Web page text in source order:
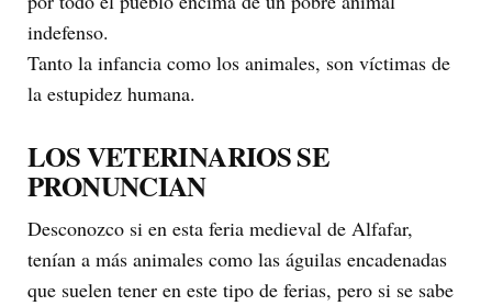
indefenso.
Tanto la infancia como los animales, son víctimas de
la estupidez humana.
LOS VETERINARIOS SE
PRONUNCIAN
Desconozco si en esta feria medieval de Alfafar,
tenían a más animales como las águilas encadenadas
que suelen tener en este tipo de ferias, pero si se sabe